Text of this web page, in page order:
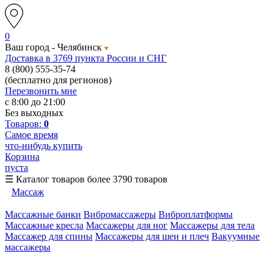
0
Ваш город - Челябинск
Доставка в 3769 пункта России и СНГ
8 (800) 555-35-74
(бесплатно для регионов)
Перезвонить мне
с 8:00 до 21:00
Без выходных
Товаров: 0
Самое время
что-нибудь купить
Корзина
пуста
☰ Каталог товаров более 3790 товаров
Массаж
Массажные банки Вибромассажеры Виброплатформы
Массажные кресла Массажеры для ног Массажеры для тела
Массажер для спины Массажеры для шеи и плеч Вакуумные
массажеры